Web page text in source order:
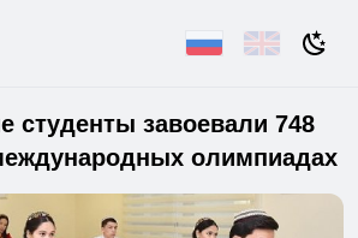
студенты завоевали 748
олимпиадах